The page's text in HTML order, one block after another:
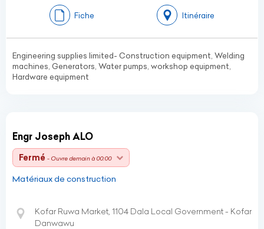
Fiche Itinéraire
Engineering supplies limited- Construction equipment, Welding
machines, Generators, Water pumps, workshop equipment,
Hardware equipment
Engr Joseph ALO
Fermé - Ouvre demain à 00:00
Matériaux de construction
Kofar Ruwa Market, 1104 Dala Local Government - Kofar
Danwawu